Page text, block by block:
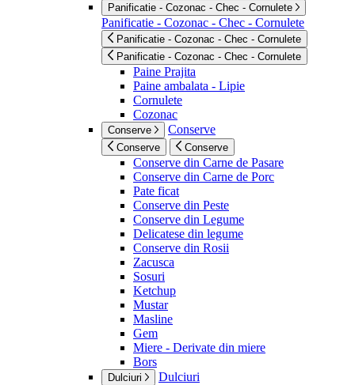
Panificatie - Cozonac - Chec - Cornulete
Panificatie - Cozonac - Chec - Cornulete
Panificatie - Cozonac - Chec - Cornulete
Panificatie - Cozonac - Chec - Cornulete
Paine Prajita
Paine ambalata - Lipie
Cornulete
Cozonac
Conserve Conserve
Conserve Conserve
Conserve din Carne de Pasare
Conserve din Carne de Porc
Pate ficat
Conserve din Peste
Conserve din Legume
Delicatese din legume
Conserve din Rosii
Zacusca
Sosuri
Ketchup
Mustar
Masline
Gem
Miere - Derivate din miere
Bors
Dulciuri Dulciuri